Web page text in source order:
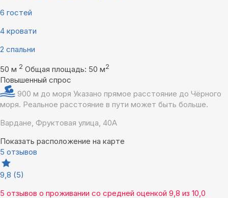
6 гостей
4 кровати
2 спальни
50 м 2 Общая площадь: 50 м2
Повышенный спрос
900 м до моря Указано прямое расстояние до Чёрного
моря. Реальное расстояние в пути может быть больше.
Вардане, Фруктовая улица, 40А
Показать расположение на карте
5 отзывов
9,8 (5)
5 отзывов о проживании со средней оценкой 9,8 из 10,0